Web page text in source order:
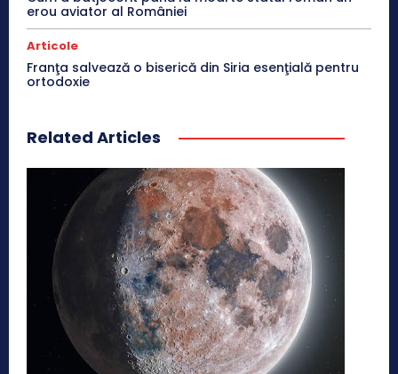
erou aviator al României
Articole
Franţa salvează o biserică din Siria esenţială pentru
ortodoxie
Related Articles